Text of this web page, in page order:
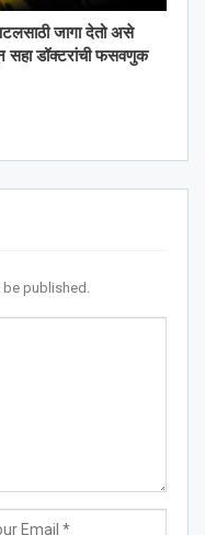
जागा देतो असे
सहा डॉक्टरांची फसवणुक
be published.